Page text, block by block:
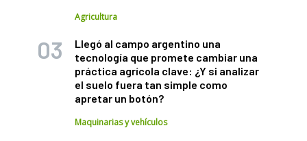
Agricultura
Llegó al campo argentino una
tecnología que promete cambiar una
práctica agrícola clave: ¿Y si analizar
el suelo fuera tan simple como
apretar un botón?
Maquinarias y vehículos